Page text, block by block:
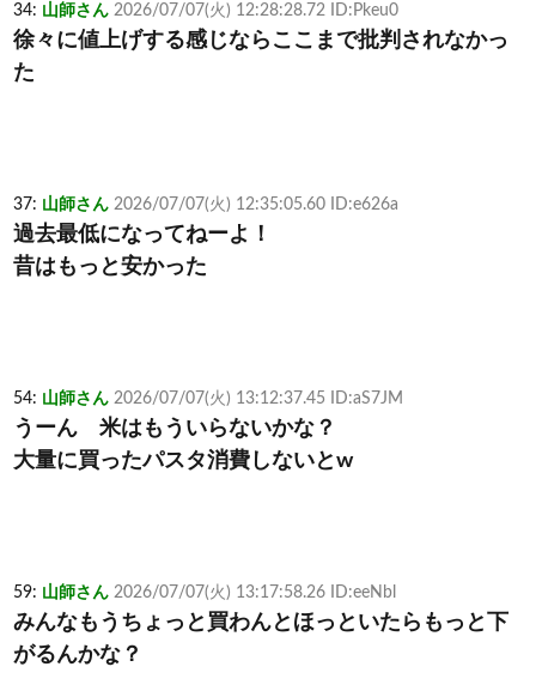
34: 山師さん 2026/07/07(火) 12:28:28.72 ID:Pkeu0
徐々に値上げする感じならここまで批判されなかっ
た
37: 山師さん 2026/07/07(火) 12:35:05.60 ID:e626a
過去最低になってねーよ！
昔はもっと安かった
54: 山師さん 2026/07/07(火) 13:12:37.45 ID:aS7JM
うーん 米はもういらないかな？
大量に買ったパスタ消費しないとw
59: 山師さん 2026/07/07(火) 13:17:58.26 ID:eeNbl
みんなもうちょっと買わんとほっといたらもっと下
がるんかな？